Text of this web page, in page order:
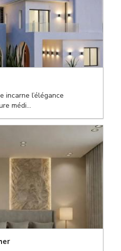
incarne l’élégance
médi...